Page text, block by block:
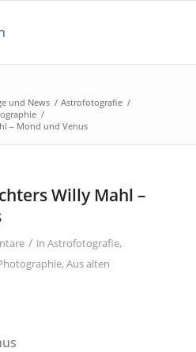
und News / Astrofotografie /
/
– Mond und Venus
Willy Mahl –
/ in Astrofotografie,
, Aus alten